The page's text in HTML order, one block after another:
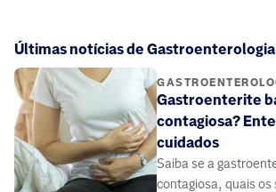
Últimas notícias de Gastroenterologia
Gastroenterite
contagiosa?
cuidados
Saiba se a
contagiosa, quais os